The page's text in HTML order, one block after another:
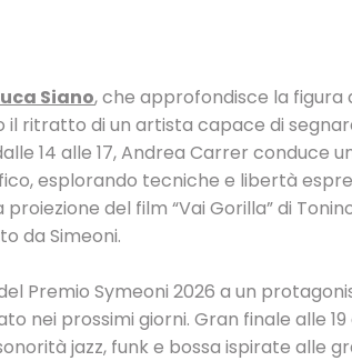
Siano, che approfondisce la figura
il ritratto di un artista capace di
14 alle 17, Andrea Carrer conduce
esplorando tecniche e libertà
del film “Vai Gorilla” di
da Simeoni.
Premio Symeoni 2026 a un
nei prossimi giorni. Gran finale alle 19
jazz, funk e bossa ispirate alle